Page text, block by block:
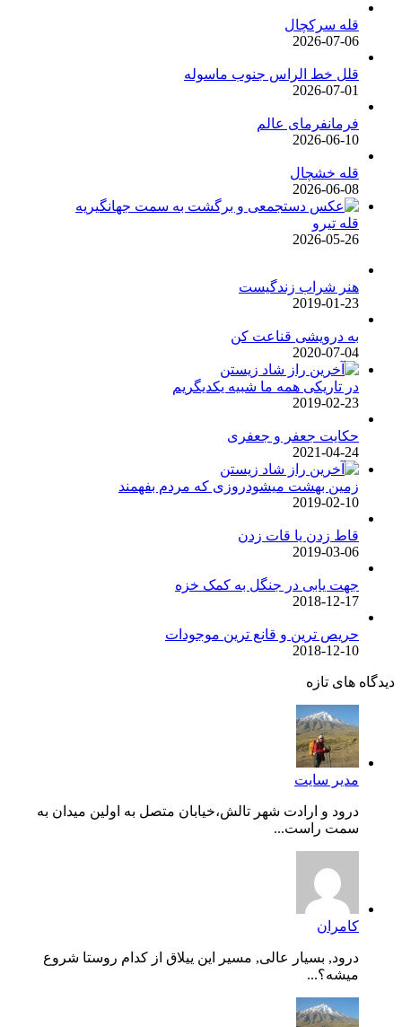
قله سرکچال
2026-07-06
قلل خط الراس جنوب ماسوله
2026-07-01
فرمانفرمای عالم
2026-06-10
قله خشچال
2026-06-08
قله تیرو
2026-05-26
هنر شراب زندگیست
2019-01-23
به درویشی قناعت کن
2020-07-04
در تاریکی همه ما شبیه یکدیگریم
2019-02-23
حکایت جعفر و جعفری
2021-04-24
زمین بهشت میشودروزی که مردم بفهمند
2019-02-10
قاط زدن یا قات زدن
2019-03-06
جهت یابی در جنگل به کمک خزه
2018-12-17
حریص ترین و قانع ترین موجودات
2018-12-10
های تازه
مدیر سایت
درود و ارادت شهر تالش،خیابان متصل به اولین میدان به
سمت راست...
کامران
درود, بسیار عالی, مسیر این ییلاق از کدام روستا شروع
میشه؟...